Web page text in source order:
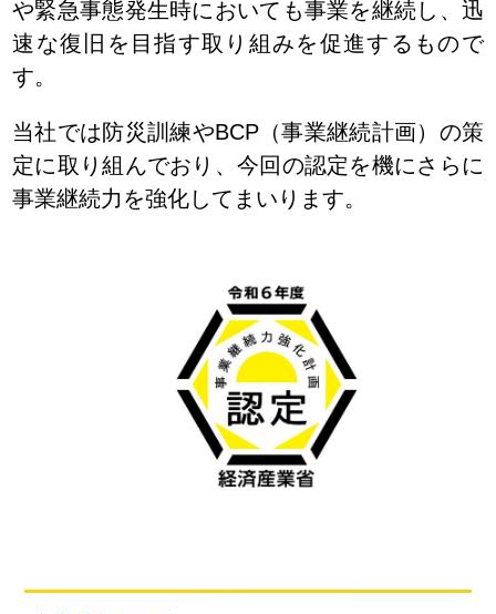
や緊急事態発生時においても事業を継続し、迅
速な復旧を目指す取り組みを促進するもので
す。
当社では防災訓練やBCP（事業継続計画）の策
定に取り組んでおり、今回の認定を機にさらに
事業継続力を強化してまいります。